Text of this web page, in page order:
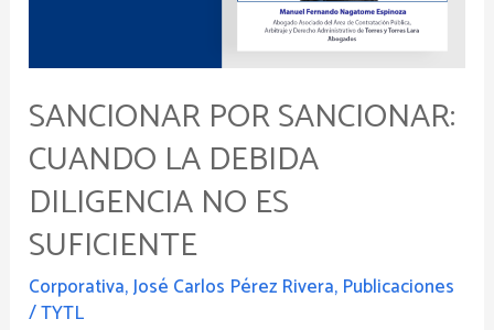
SANCIONAR POR SANCIONAR:
CUANDO LA DEBIDA
DILIGENCIA NO ES
SUFICIENTE
Corporativa,José Carlos Pérez Rivera, Publicaciones
/TYTL
es
suficiente